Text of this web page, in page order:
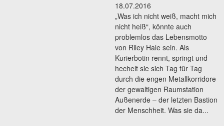
18.07.2016
„Was ich nicht weiß, macht mich
nicht heiß“, könnte auch
problemlos das Lebensmotto
von Riley Hale sein. Als
Kurierbotin rennt, springt und
hechelt sie sich Tag für Tag
durch die engen Metallkorridore
der gewaltigen Raumstation
Außenerde – der letzten Bastion
der Menschheit. Was sie da...